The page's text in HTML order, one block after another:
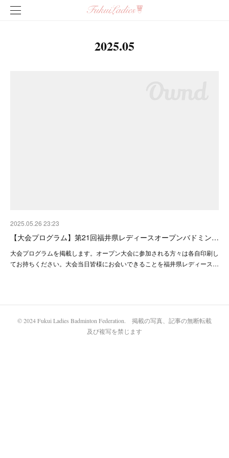
2025.05
2025.05.26 23:23
【大会プログラム】第21回福井県レディースオープンバドミン…
大会プログラムを掲載します。オープン大会に参加される方々は各自印刷し
てお持ちください。大会当日皆様にお会いできることを福井県レディース…
© 2024 Fukui Ladies Badminton Federation. 掲載の写真、記事の無断転載
及び複写を禁じます